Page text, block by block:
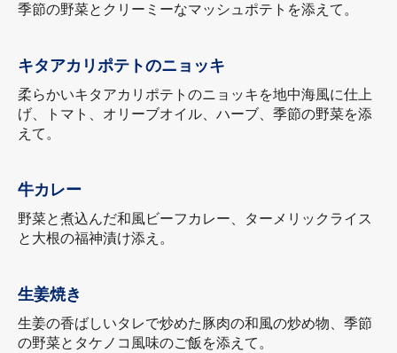
季節の野菜とクリーミーなマッシュポテトを添えて。
キタアカリポテトのニョッキ
柔らかいキタアカリポテトのニョッキを地中海風に仕上
げ、トマト、オリーブオイル、ハーブ、季節の野菜を添
えて。
牛カレー
野菜と煮込んだ和風ビーフカレー、ターメリックライス
と大根の福神漬け添え。
生姜焼き
生姜の香ばしいタレで炒めた豚肉の和風の炒め物、季節
の野菜とタケノコ風味のご飯を添えて。